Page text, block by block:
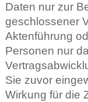
Daten nur zur
geschlossener
Aktenführung
Personen nur
Sie zuvor
Wirkung für die